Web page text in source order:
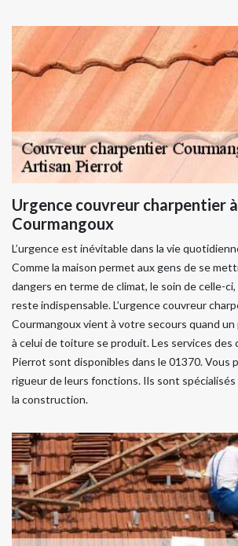
Urgence couvreur charpentier à
Courmangoux
L’urgence est inévitable dans la vie
Comme la maison permet aux gens de se
dangers en terme de climat, le soin de celle-
reste indispensable. L’urgence couvreur
Courmangoux vient à votre secours quand
à celui de toiture se produit. Les services des
Pierrot sont disponibles dans le 01370. Vous
rigueur de leurs fonctions. Ils sont spécialisés
la construction.